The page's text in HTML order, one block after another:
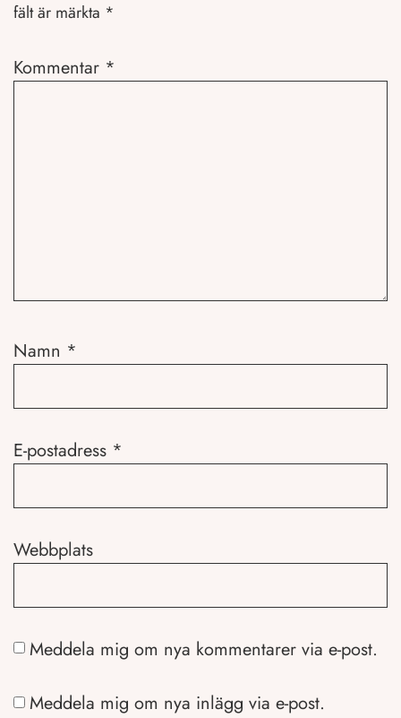
fält är märkta *
Kommentar *
Namn *
E-postadress *
Webbplats
Meddela mig om nya kommentarer via e-post.
Meddela mig om nya inlägg via e-post.